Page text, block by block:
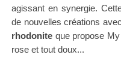
agissant en synergie.
de nouvelles créations
rhodoniteque propose My
rose et tout doux...